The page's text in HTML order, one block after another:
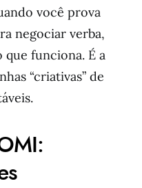
você prova
negociar verba,
funciona. É a
“criativas” de